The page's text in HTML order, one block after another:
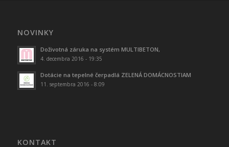
NOVINKY
Doživotná záruka na systém MULTIBETON,
4. decembra 2016 - 19:35
Dotácie na tepelné čerpadlá ZELENÁ DOMÁCNOSTIAM
11. septembra 2016 - 8:09
KONTAKT